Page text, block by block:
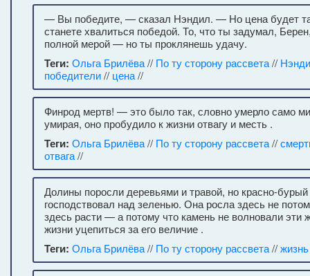
— Вы победите, — сказал Нэндил. — Но цена будет
станете хвалиться победой. То, что ты задумал,
полной мерой — но ты проклянешь удачу.
Теги: Ольга Брилёва// По ту сторону рассвета//
победители// цена//
Финрод мертв! — это было так, словно умерло само
умирая, оно пробудило к жизни отвагу и месть .
Теги: Ольга Брилёва// По ту сторону рассвета//
отвага//
Долины поросли деревьями и травой, но красно-бурый
господствовал над зеленью. Она росла здесь не
здесь расти — а потому что камень не волновали эти
жизни уцепиться за его величие .
Теги: Ольга Брилёва// По ту сторону рассвета//жизнь